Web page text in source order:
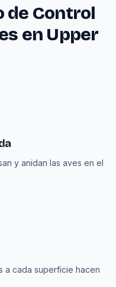
de Control
en Upper
y anidan las aves en el
a cada superficie hacen